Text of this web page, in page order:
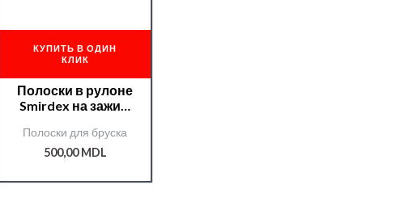
КУПИТЬ В ОДИН
КЛИК
Полоски в рулоне
Smirdex на зажим
CERAMIC(740)
/000008813/
Полоски для бруска
500,00MDL